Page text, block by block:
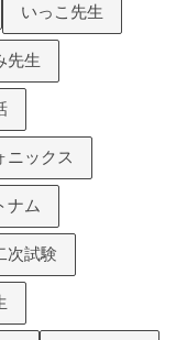
いっこ先生
先生
ニックス
ナム
次試験